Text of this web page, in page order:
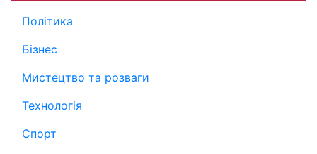
Політика
Бізнес
Мистецтво та розваги
Технологія
Спорт